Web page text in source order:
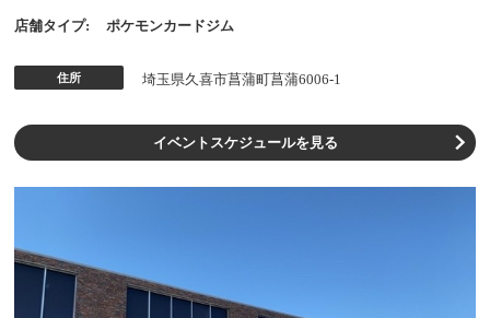
店舗タイプ: ポケモンカードジム
住所 埼玉県久喜市菖蒲町菖蒲6006-1
イベントスケジュールを見る